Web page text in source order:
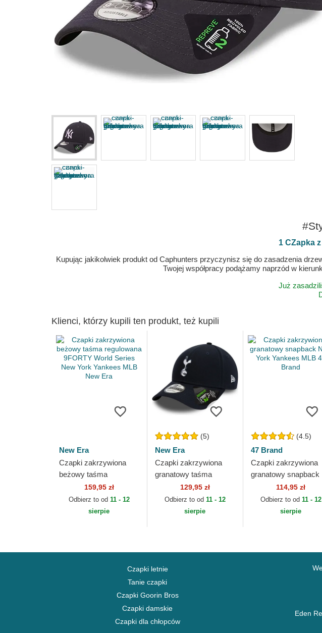
1 CZapka
Kupując jakikolwiek produkt od Caphunters przyczynisz się do zasadzenia
Twojej współpracy podążamy naprzód w
Już
Klienci, którzy kupili ten produkt, też kupili
New Era
Czapki zakrzywiona
beżowy taśma
regulowana 9FORTY
World Series New York
Yankees MLB New Era
159,95 zł
Odbierz to od 11 - 12
sierpie
(5)
New Era
Czapki zakrzywiona
granatowy taśma
regulowana 9FORTY
Repreve Tottenham
Hotspur Football Club...
129,95 zł
Odbierz to od 11 - 12
sierpie
(4.5)
47 Brand
Czapki zakrzywiona
granatowy snapback
New York Yankees
MLB 47 Brand
114,95 zł
Odbierz to od 11 - 12
sierpie
Czapki letnie
Tanie czapki
Czapki Goorin Bros
Czapki damskie
Czapki dla chłopców
Eden